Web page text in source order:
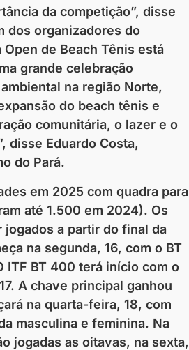
da competição”, disse
dos organizadores do
de Beach Tênis está
grande celebração
na região Norte,
do beach tênis e
comunitária, o lazer e o
disse Eduardo Costa,
do Pará.
em 2025 com quadra para
até 1.500 em 2024). Os
jogados a partir do final da
na segunda, 16, com o BT
ITF BT 400 terá início com o
A chave principal ganhou
na quarta-feira, 18, com
masculina e feminina. Na
jogadas as oitavas, na sexta,